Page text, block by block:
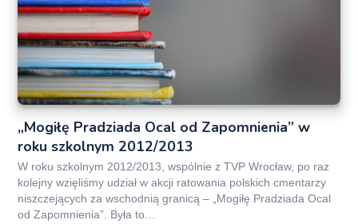
„Mogiłę Pradziada Ocal od Zapomnienia” w
roku szkolnym 2012/2013
W roku szkolnym 2012/2013, wspólnie z TVP Wrocław, po raz
kolejny wzięliśmy udział w akcji ratowania polskich cmentarzy
niszczejących za wschodnią granicą – „Mogiłę Pradziada Ocal
od Zapomnienia”. Była to…